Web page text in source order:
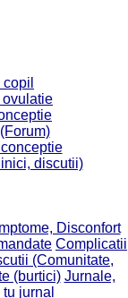
discutii)
Disconfort
Complicatii
(Comunitate,
(burtici) Jurnale,
jurnal